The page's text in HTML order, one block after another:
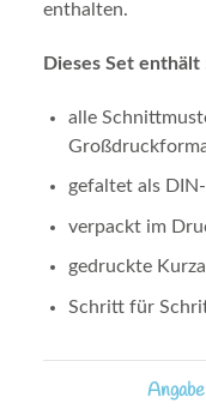
enthalten.
Dieses Set enthält
alle
gefaltet als
verpackt im
gedruckte
Schritt für